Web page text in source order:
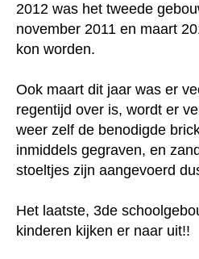
2012 was het tweede
november 2011 en maart
kon worden.
Ook maart dit jaar was er
regentijd over is, wordt er
weer zelf de benodigde
inmiddels gegraven, en
stoeltjes zijn aangevoerd
Het laatste, 3de
kinderen kijken er naar uit!!